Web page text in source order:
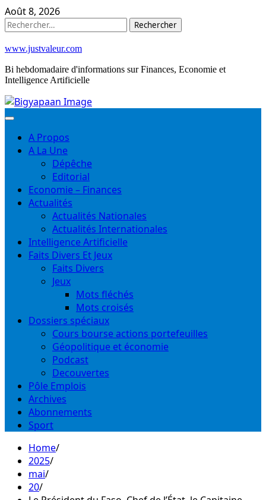
Skip
to
Août 8, 2026
Rechercher :
www.justvaleur.com
Bi hebdomadaire d'informations sur Finances, Economie et
Intelligence Artificielle
A Propos
A La Une
Dépêche
Editorial
Economie – Finances
Actualités
Actualités Nationales
Actualités Internationales
Intelligence Artificielle
Faits Divers Et Jeux
Faits Divers
Jeux
Mots fléchés
Mots croisés
Dossiers spéciaux
Cours bourse actions portefeuilles
Géopolitique et économie
Podcast
Decouvertes
Pôle Emplois
Archives
Abonnements
Sport
Home
2025
mai
20